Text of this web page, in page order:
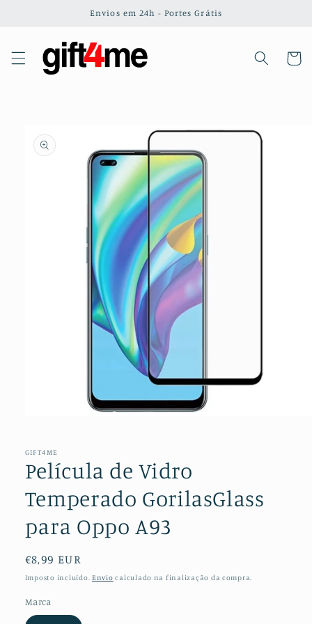
conteúdo
Envios em 24h - Portes Grátis
informação
do produto
1
modal
GIFT4ME
Película de Vidro
Temperado GorilasGlass
para Oppo A93
Preço
normal
€8,99 EUR
Imposto incluído. Envio calculado na finalização da compra.
Marca